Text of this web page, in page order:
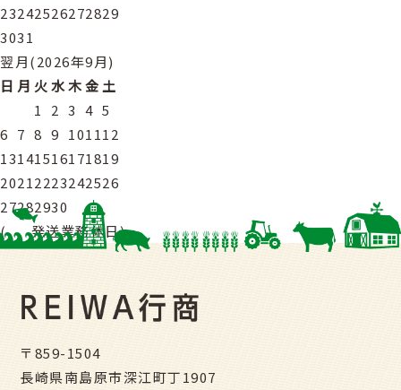
23242526272829
3031
翌月(2026年9月)
日 月 火水木金 土
1
2 3 4 5
6 7 8 9 101112
13141516171819
20212223242526
27282930
(
発送業務休日)
〒859-1504
長崎県南島原市深江町丁1907